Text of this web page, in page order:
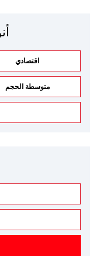
اقتصادي
متوسطة الحجم